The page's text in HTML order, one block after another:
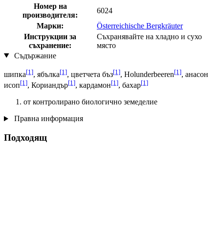
Номер на
производителя:
6024
Марки:
Österreichische Bergkräuter
Инструкции за
съхранение:
Съхранявайте на хладно и сухо
място
Съдържание
шипка[1], ябълка[1], цветчета бъз[1], Holunderbeeren[1], анасон
исоп[1], Кориандър[1], кардамон[1], бахар[1]
от контролирано биологично земеделие
Правна информация
Подходящ